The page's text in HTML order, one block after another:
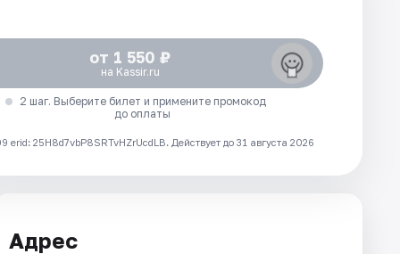
от 1 550 ₽
на Kassir.ru
2 шаг. Выберите билет и примените промокод
до оплаты
25H8d7vbP8SRTvHZrUcdLB. Действует до 31 августа 2026
Адрес